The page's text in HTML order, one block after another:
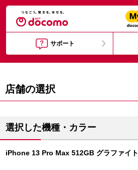
サポート
店舗の選択
選択した機種・カラー
iPhone 13 Pro Max 512GB グラファイト